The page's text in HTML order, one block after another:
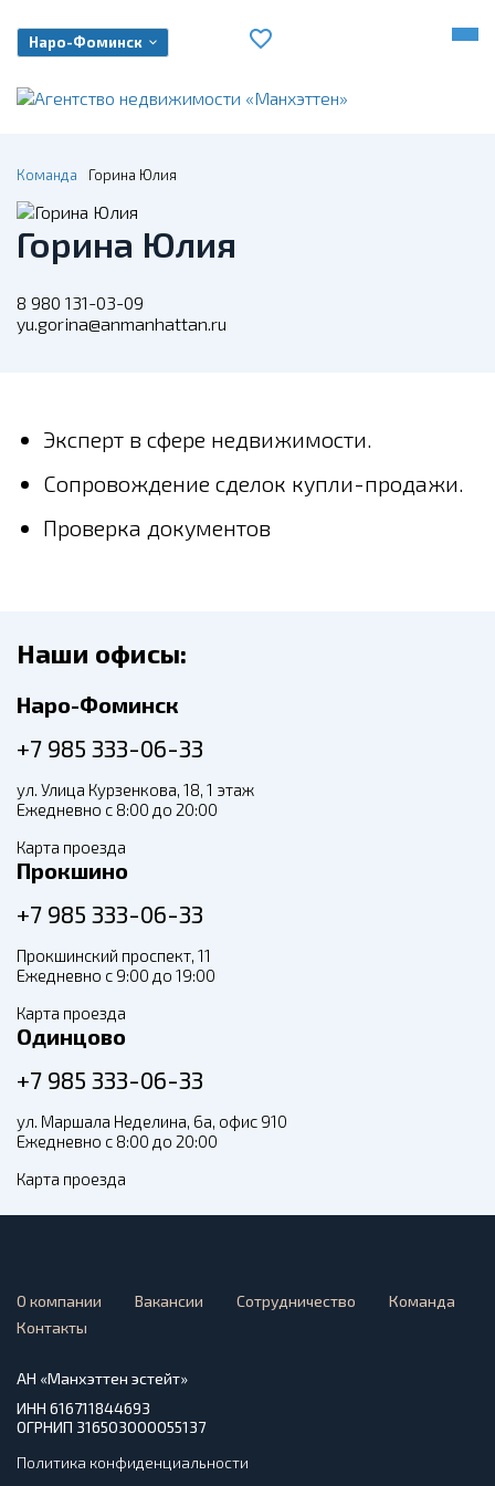
Наро-Фоминск
Команда Горина Юлия
Горина Юлия
8 980 131-03-09
yu.gorina@anmanhattan.ru
Эксперт в сфере недвижимости.
Сопровождение сделок купли-продажи.
Проверка документов
Наши офисы:
Наро-Фоминск
+7 985 333-06-33
ул. Улица Курзенкова, 18, 1 этаж
Ежедневно с 8:00 до 20:00
Карта проезда
Прокшино
+7 985 333-06-33
Прокшинский проспект, 11
Ежедневно с 9:00 до 19:00
Карта проезда
Одинцово
+7 985 333-06-33
ул. Маршала Неделина, 6а, офис 910
Ежедневно с 8:00 до 20:00
Карта проезда
О компании Вакансии Сотрудничество
Команда
Контакты
АН «Манхэттен эстейт»
ИНН 616711844693
ОГРНИП 316503000055137
Политика конфиденциальности